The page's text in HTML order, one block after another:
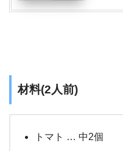
材料(2人前)
トマト … 中2個